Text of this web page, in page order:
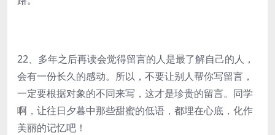
22、多年之后再读会觉得留言的人是最了解自己的人，
会有一份长久的感动。所以，不要让别人帮你写留言，
一定要根据对象的不同来写，这才是珍贵的留言。同学
啊，让往日夕暮中那些甜蜜的低语，都埋在心底，化作
美丽的记忆吧！